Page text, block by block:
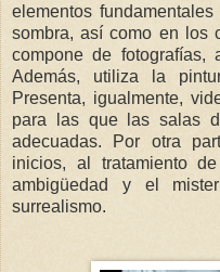
elementos
sombra, así como en los
compone de
Además, utiliza la
Presenta, igualmente,
para las que las salas
adecuadas. Por otra
inicios, al tratamiento
ambigüedad y el
surrealismo.